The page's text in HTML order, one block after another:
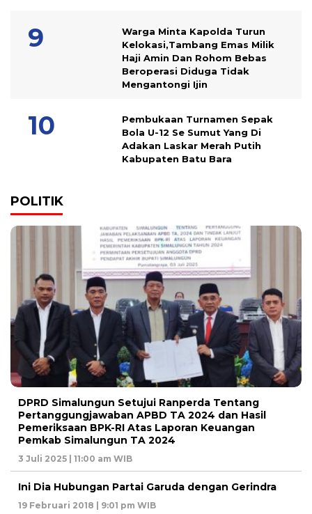
Warga Minta Kapolda Turun
Kelokasi,Tambang Emas Milik
Haji Amin Dan Rohom Bebas
Beroperasi Diduga Tidak
Mengantongi Ijin
Pembukaan Turnamen Sepak
Bola U-12 Se Sumut Yang Di
Adakan Laskar Merah Putih
Kabupaten Batu Bara
POLITIK
DPRD Simalungun Setujui Ranperda Tentang
Pertanggungjawaban APBD TA 2024 dan Hasil
Pemeriksaan BPK-RI Atas Laporan Keuangan
Pemkab Simalungun TA 2024
3 Juli 2025 | 11:00 am WIB
Ini Dia Hubungan Partai Garuda dengan Gerindra
19 Februari 2018 | 9:01 pm WIB